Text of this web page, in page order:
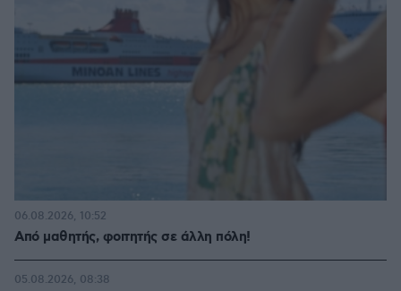
Από μαθητής, φοιτητής σε άλλη πόλη!
06.08.2026, 10:52
05.08.2026, 08:38